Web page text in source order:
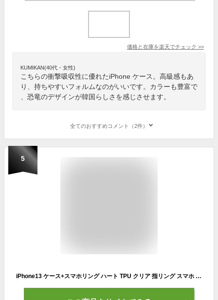
価格と在庫を楽天でチェック >>
KUMIKAN(40代・女性)
こちらの衝撃吸収性に優れたiPhone ケース。高級感もあ
り、持ちやすいフォルムなのがいいです。カラーも豊富で
、恐竜のデザインが韓国らしさを感じさせます。
全てのおすすめコメント（2件）
5
iPhone13 ケース+スマホリング ハート TPU クリア 指リング スマホ リング付き スマホケース 耐衝撃 iPhone13 pro カバー アイフォン13pro アイホン13pro カバー iPhone13pro スタンド 持ちやすい 落下防止 角度調整 動画鑑賞 全機種対応